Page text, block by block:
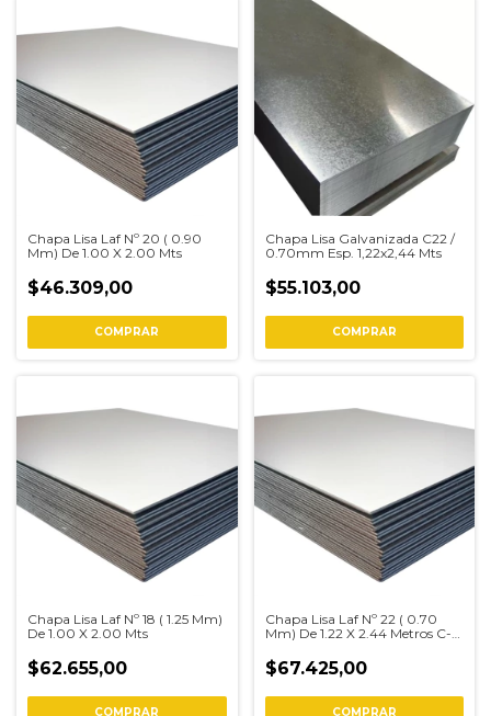
Chapa Lisa Laf Nº 20 ( 0.90
Mm) De 1.00 X 2.00 Mts
$46.309,00
COMPRAR
Chapa Lisa Galvanizada C22 /
0.70mm Esp. 1,22x2,44 Mts
$55.103,00
COMPRAR
Chapa Lisa Laf Nº 18 ( 1.25 Mm)
De 1.00 X 2.00 Mts
$62.655,00
COMPRAR
Chapa Lisa Laf Nº 22 ( 0.70
Mm) De 1.22 X 2.44 Metros C-
$67.425,00
COMPRAR